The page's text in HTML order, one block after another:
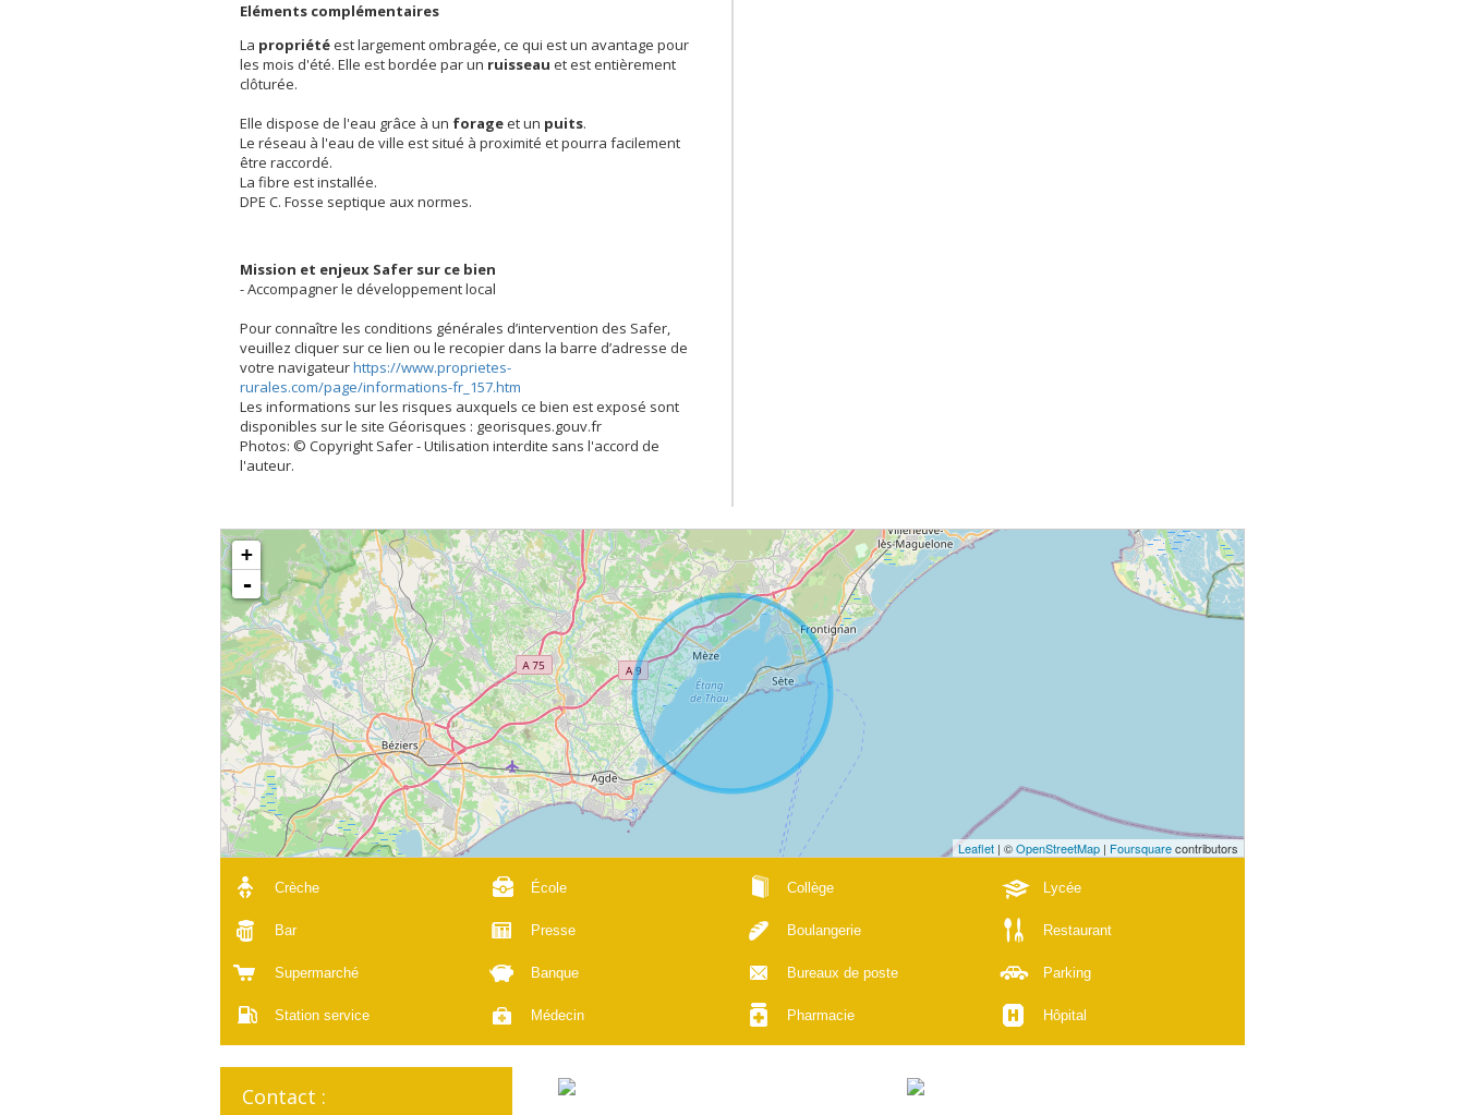
Eléments complémentaires
La propriétéest largement ombragée, ce qui est un avantage pour
les mois d'été. Elle est bordée par un ruisseau et est entièrement
clôturée.
Elle dispose de l'eau grâce à un forageet un puits.
Le réseau à l'eau de ville est situé à proximité et pourra facilement
être raccordé.
La fibre est installée.
DPE C. Fosse septique aux normes.
Mission et enjeux Safer sur ce bien
- Accompagner le développement local
Pour connaître les conditions générales d’intervention des Safer,
veuillez cliquer sur ce lien ou le recopier dans la barre d’adresse de
votre navigateurhttps://www.proprietes-
rurales.com/page/informations-fr_157.htm
Les informations sur les risques auxquels ce bien est exposé sont
disponibles sur le site Géorisques : georisques.gouv.fr
Photos: © Copyright Safer - Utilisation interdite sans l'accord de
l'auteur.
+
-
Leaflet | ©OpenStreetMap | Foursquarecontributors
Crèche École Collège Lycée
Bar Presse Boulangerie Restaurant
Supermarché Banque Bureaux de poste Parking
Station service Médecin Pharmacie Hôpital
Contact :